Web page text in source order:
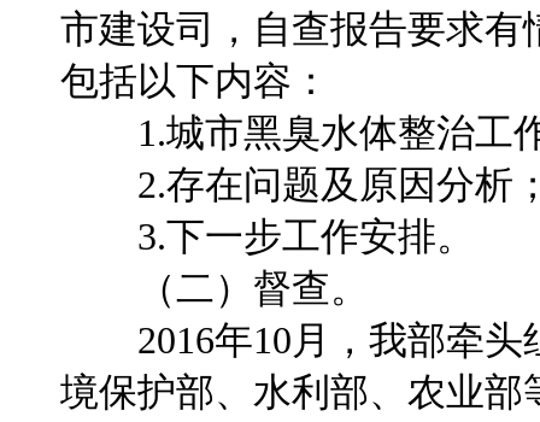
市建设司，自查报告要求
包括以下内容：
1.城市黑臭水体整治工
2.存在问题及原因分析
3.下一步工作安排。
（二）督查。
2016年10月，我部牵头
境保护部、水利部、农业部